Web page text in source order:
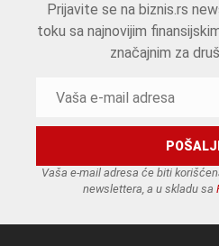
Prijavite se na biznis.rs
toku sa najnovijim
značajnim za
Vaša e-mail adresa će biti
newslettera, a u skladu sa